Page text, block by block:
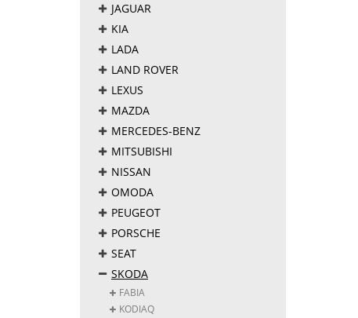
JAGUAR
KIA
LADA
LAND ROVER
LEXUS
MAZDA
MERCEDES-BENZ
MITSUBISHI
NISSAN
OMODA
PEUGEOT
PORSCHE
SEAT
SKODA
FABIA
KODIAQ